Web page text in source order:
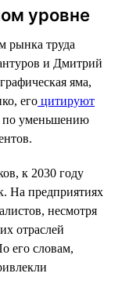
уровне
рынка труда
и Дмитрий
яма,
его цитируют
по уменьшению
к 2030 году
На предприятиях
несмотря
отраслей
его словам,